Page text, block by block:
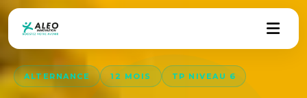
ALTERNANCE 12 MOIS TP NIVEAU 6